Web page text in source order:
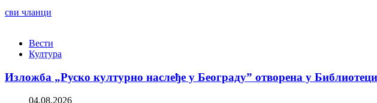
сви чланци
Вести
Култура
Изложба „Руско културно наслеђе у Београду” отворена у
04.08.2026